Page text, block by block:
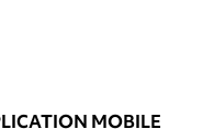
MOBILE